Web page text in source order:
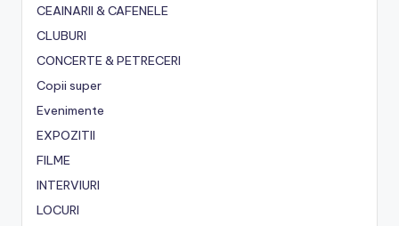
CEAINARII & CAFENELE
CLUBURI
CONCERTE & PETRECERI
Copii super
Evenimente
EXPOZITII
FILME
INTERVIURI
LOCURI